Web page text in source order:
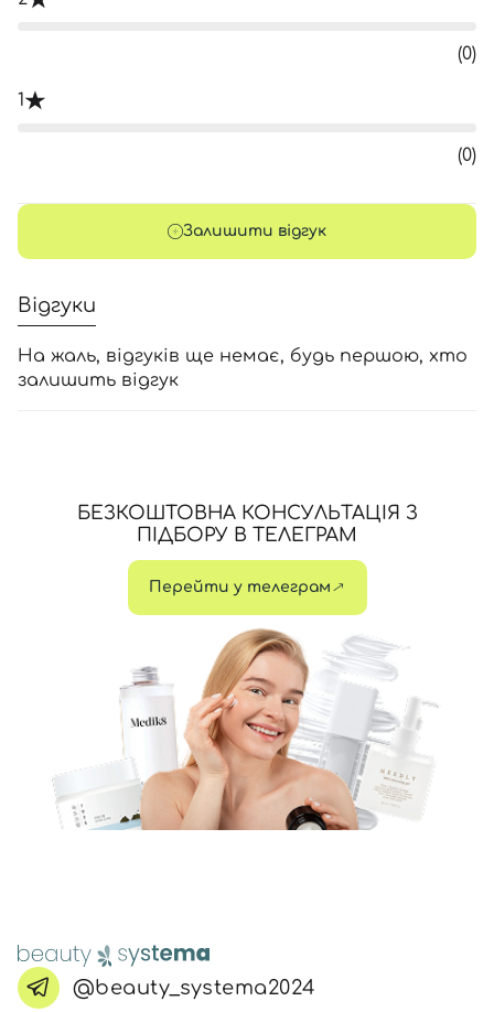
(0)
1
(0)
Залишити відгук
Відгуки
На жаль, відгуків ще немає, будь першою, хто
залишить відгук
БЕЗКОШТОВНА КОНСУЛЬТАЦІЯ З
ПІДБОРУ В ТЕЛЕГРАМ
Перейти у телеграм
@beauty_systema2024